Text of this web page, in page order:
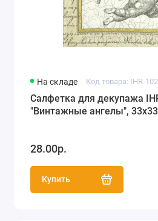
На складе Код товара: IHR-
Салфетка для декупажа
"Винтажные ангелы",
28.00р.
Купить